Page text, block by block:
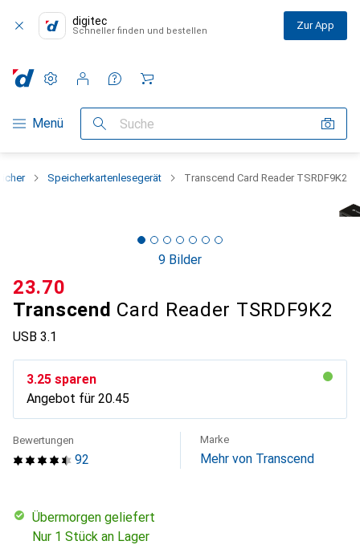
digitec
Schneller finden und bestellen Zur App
Navigation nach Kategorien
Menü Suche
Einstellungen
Kundenkonto
Vergleichslisten
Merklisten
Warenkorb
Speicherkartenlesegerät Transcend Card Reader TSRDF9K2
9 Bilder
Transcend Card Reader TSRDF9K2
USB 3.1
CHF
23.70
CHF
3.25 sparen
Angebot für CHF
20.45
92
Bewertungen Marke
Mehr von Transcend
übermorgen geliefert
Nur 1 Stück an Lager